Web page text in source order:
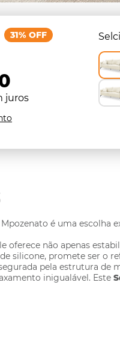
juros
31% OFF
Mpozenato é uma escolha
oferece não apenas
silicone, promete ser o
pela estrutura
inigualável. Este